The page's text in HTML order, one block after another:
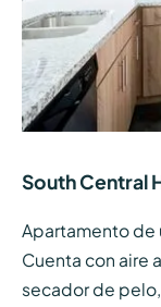
South Central
Apartamento de
Cuenta con aire
secador de